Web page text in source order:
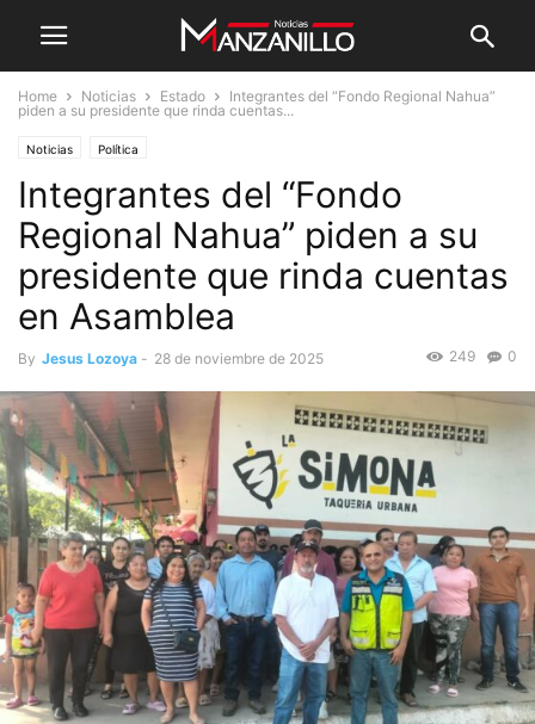
Home Noticias Estado
Integrantes del “Fondo Regional Nahua”
piden a su presidente que rinda cuentas...
Noticias Política
Integrantes del “Fondo
Regional Nahua” piden a su
presidente que rinda cuentas
en Asamblea
By Jesus Lozoya - 28 de noviembre de 2025 0
249